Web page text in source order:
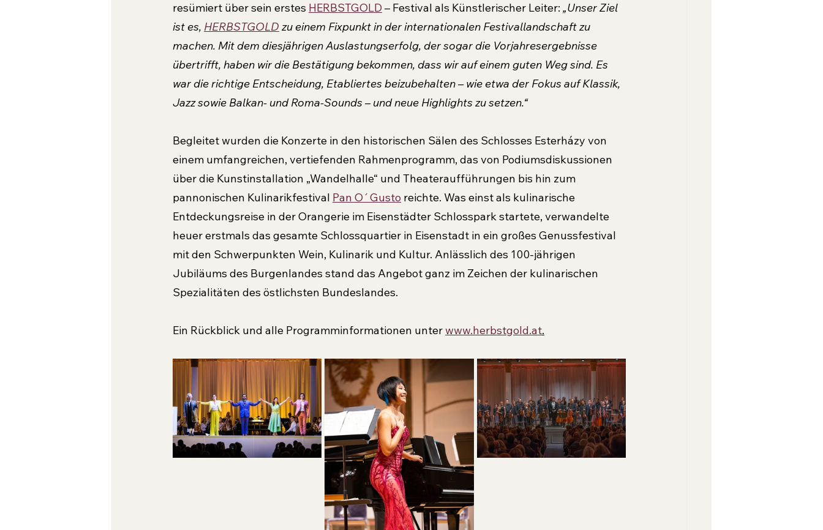
resümiert über sein erstes HERBSTGOLD – Festival als Künstlerischer Leiter: „Unser Ziel
ist es, HERBSTGOLD zu einem Fixpunkt in der internationalen Festivallandschaft zu
machen. Mit dem diesjährigen Auslastungserfolg, der sogar die Vorjahresergebnisse
übertrifft, haben wir die Bestätigung bekommen, dass wir auf einem guten Weg sind. Es
war die richtige Entscheidung, Etabliertes beizubehalten – wie etwa der Fokus auf Klassik,
Jazz sowie Balkan- und Roma-Sounds – und neue Highlights zu setzen.“
Begleitet wurden die Konzerte in den historischen Sälen des Schlosses Esterházy von
einem umfangreichen, vertiefenden Rahmenprogramm, das von Podiumsdiskussionen
über die Kunstinstallation „Wandelhalle“ und Theateraufführungen bis hin zum
pannonischen Kulinarikfestival Pan O´Gusto reichte. Was einst als kulinarische
Entdeckungsreise in der Orangerie im Eisenstädter Schlosspark startete, verwandelte
heuer erstmals das gesamte Schlossquartier in Eisenstadt in ein großes Genussfestival
mit den Schwerpunkten Wein, Kulinarik und Kultur. Anlässlich des 100-jährigen
Jubiläums des Burgenlandes stand das Angebot ganz im Zeichen der kulinarischen
Spezialitäten des östlichsten Bundeslandes.
Ein Rückblick und alle Programminformationen unter www.herbstgold.at.